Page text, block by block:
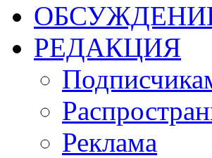
РЕДАКЦИЯ
Реклама